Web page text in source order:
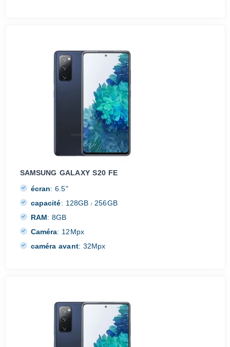
SAMSUNG GALAXY S20 FE
écran: 6.5"
capacité: 128GB/ 256GB
RAM: 8GB
Caméra: 12Mpx
caméra avant: 32Mpx